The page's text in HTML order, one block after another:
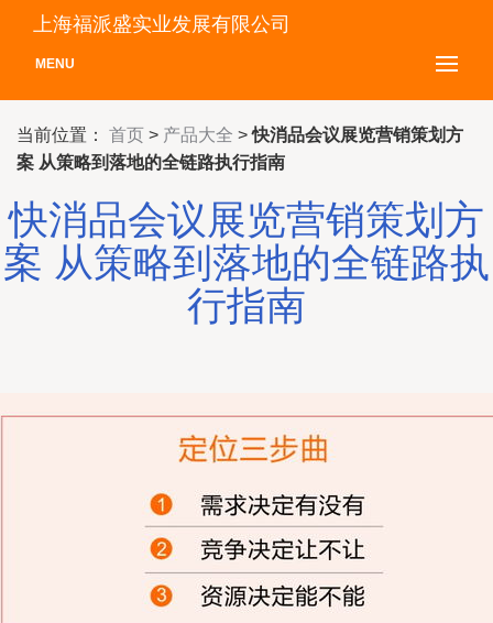
上海福派盛实业发展有限公司
MENU
当前位置： 首页 > 产品大全 > 快消品会议展览营销策划方
案 从策略到落地的全链路执行指南
快消品会议展览营销策划方
案 从策略到落地的全链路执
行指南